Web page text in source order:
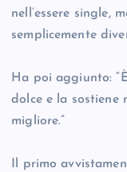
nell’essere single,
semplicemente
Ha poi aggiunto:
dolce e la sostiene
migliore.”
Il primo